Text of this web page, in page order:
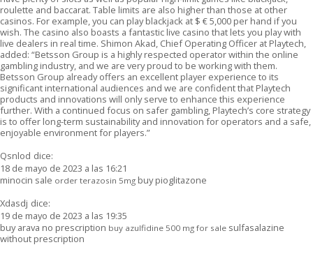
roulette and baccarat. Table limits are also higher than those at other
casinos. For example, you can play blackjack at $ € 5,000 per hand if you
wish. The casino also boasts a fantastic live casino that lets you play with
live dealers in real time. Shimon Akad, Chief Operating Officer at Playtech,
added: “Betsson Group is a highly respected operator within the online
gambling industry, and we are very proud to be working with them.
Betsson Group already offers an excellent player experience to its
significant international audiences and we are confident that Playtech
products and innovations will only serve to enhance this experience
further. With a continued focus on safer gambling, Playtech’s core strategy
is to offer long-term sustainability and innovation for operators and a safe,
enjoyable environment for players.”
Qsnlod dice:
18 de mayo de 2023 a las 16:21
minocin sale order terazosin 5mg buy pioglitazone
Xdasdj dice:
19 de mayo de 2023 a las 19:35
buy arava no prescription buy azulfidine 500 mg for sale sulfasalazine
without prescription